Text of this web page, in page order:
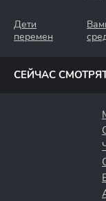
Дети
перемен
СЕЙЧАС